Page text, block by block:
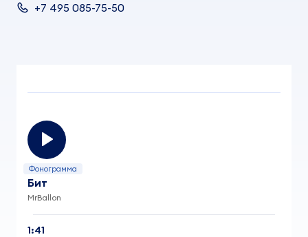
+7 495 085-75-50
Фонограмма
Бит
MrBallon
1:41